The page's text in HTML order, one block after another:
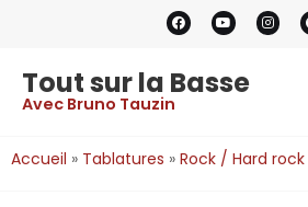
Tout sur la Basse
Avec Bruno Tauzin
Accueil » Tablatures » Rock / Hard rock